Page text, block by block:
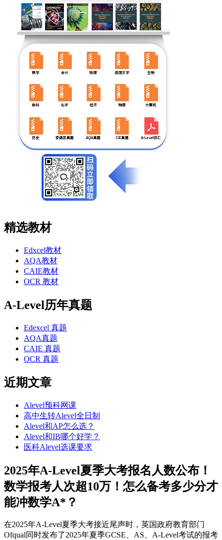
精选教材
Edxcel教材
AQA教材
CAIE教材
OCR 教材
A-Level历年真题
Edexcel 真题
AQA真题
CAIE 真题
OCR 真题
近期文章
Alevel预科网课
高中生转Alevel全日制
Alevel和AP怎么选？
Alevel和IB哪个好学？
医科Alevel选课要求
2025年A-Level夏季大考报名人数公布！
数学报考人次超10万！怎么备考多少分才
能冲数学A*？
在2025年A-Level夏季大考接近尾声时，英国政府教育部门
Ofqual同时发布了2025年夏季GCSE、AS、A-Level考试的报考